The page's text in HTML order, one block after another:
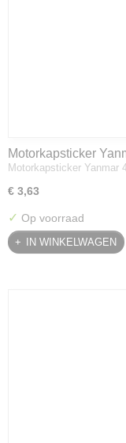
Motorkapsticker
Motorkapsticker Yanmar
€ 3,63
✓ Op voorraad
IN WINKELWAGEN